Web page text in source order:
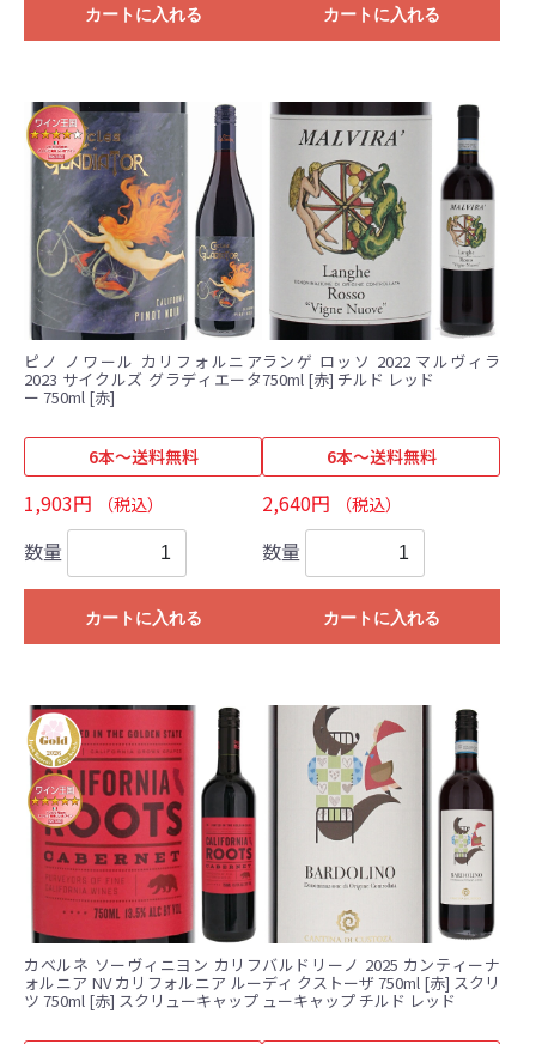
カートに入れる カートに入れる
ピノ ノワール カリフォルニア
2023 サイクルズ グラディエータ
ー 750ml [赤]
6本～送料無料
1,903円 （税込）
数量
カートに入れる
ランゲ ロッソ 2022 マルヴィラ
750ml [赤] チルド レッド
6本～送料無料
2,640円 （税込）
数量
カートに入れる
カベルネ ソーヴィニヨン カリフ
ォルニア NV カリフォルニア ルー
ツ 750ml [赤] スクリューキャップ
バルドリーノ 2025 カンティーナ
ディ クストーザ 750ml [赤] スクリ
ューキャップ チルド レッド